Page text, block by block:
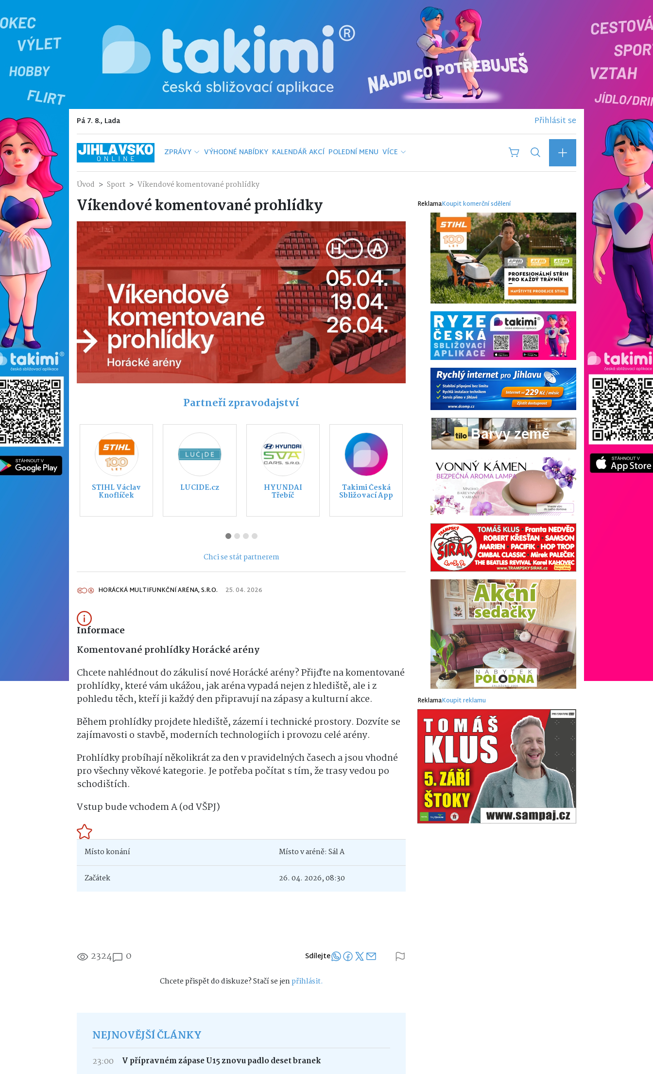
Pá 7. 8., Lada Přihlásit se
ZPRÁVY VÝHODNÉ NABÍDKY KALENDÁŘ AKCÍ POLEDNÍ MENU VÍCE
Úvod Sport Víkendové komentované prohlídky
Víkendové komentované prohlídky
Partneři zpravodajství
DCOMP s.r.o. Piškůtek z.s. Tilo Podlahové
studio
Nábytek
Polodna
Chci se stát partnerem
HORÁCKÁ MULTIFUNKČNÍ ARÉNA, S.R.O. 25. 04. 2026
Informace
Komentované prohlídky Horácké arény
Chcete nahlédnout do zákulisí nové Horácké arény? Přijďte na komentované
prohlídky, které vám ukážou, jak aréna vypadá nejen z hlediště, ale i z
pohledu těch, kteří ji každý den připravují na zápasy a kulturní akce.
Během prohlídky projdete hlediště, zázemí i technické prostory. Dozvíte se
zajímavosti o stavbě, moderních technologiích i provozu celé arény.
Prohlídky probíhají několikrát za den v pravidelných časech a jsou vhodné
pro všechny věkové kategorie. Je potřeba počítat s tím, že trasy vedou po
schodištích.
Vstup bude vchodem A (od VŠPJ)
Místo konání Místo v aréně: Sál A
Začátek 26. 04. 2026, 08:30
2324 0 Sdílejte
Chcete přispět do diskuze? Stačí se jenpřihlásit.
NEJNOVĚJŠÍ ČLÁNKY
23:00 V přípravném zápase U15 znovu padlo deset branek
ReklamaKoupit komerční sdělení
ReklamaKoupit reklamu